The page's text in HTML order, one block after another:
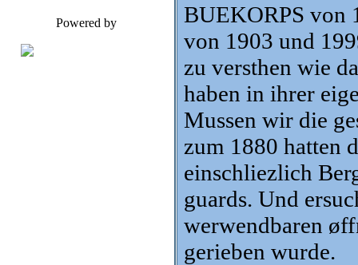
Powered by
BUEKORPS
von 1903 und
zu versthen wie
haben in ihrer
Mussen wir die
zum 1880 hatten
einschliezlich
guards. Und
werwendbaren
gerieben wurde.